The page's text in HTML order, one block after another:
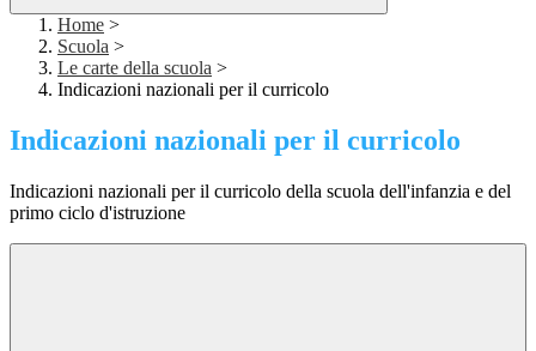
Home >
Scuola >
Le carte della scuola >
Indicazioni nazionali per il curricolo
Indicazioni nazionali per il curricolo
Indicazioni nazionali per il curricolo della scuola dell'infanzia e del
primo ciclo d'istruzione